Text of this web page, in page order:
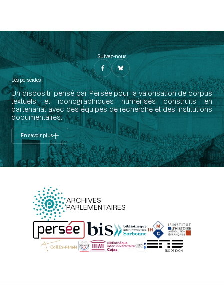
Suivez-nous
Les perséides
Un dispositif pensé par Persée pour la valorisation de corpus
textuels et iconographiques numérisés construits en
partenariat avec des équipes de recherche et des institutions
documentaires.
En savoir plus
ARCHIVES
PARLEMENTAIRES
Menu